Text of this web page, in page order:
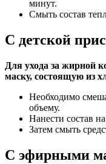
минут.
Смыть состав
С детской
Для ухода за жирной
маску, состоящую из
Необходимо
объему.
Нанести состав
Затем смыть
С эфирными